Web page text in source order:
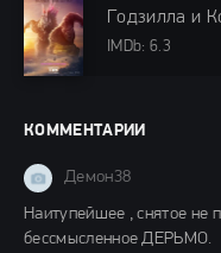
Годзилла и
IMDb: 6.3
КОММЕНТАРИИ
Демон38
Наитупейшее , снятое не
бессмысленное ДЕРЬМО.